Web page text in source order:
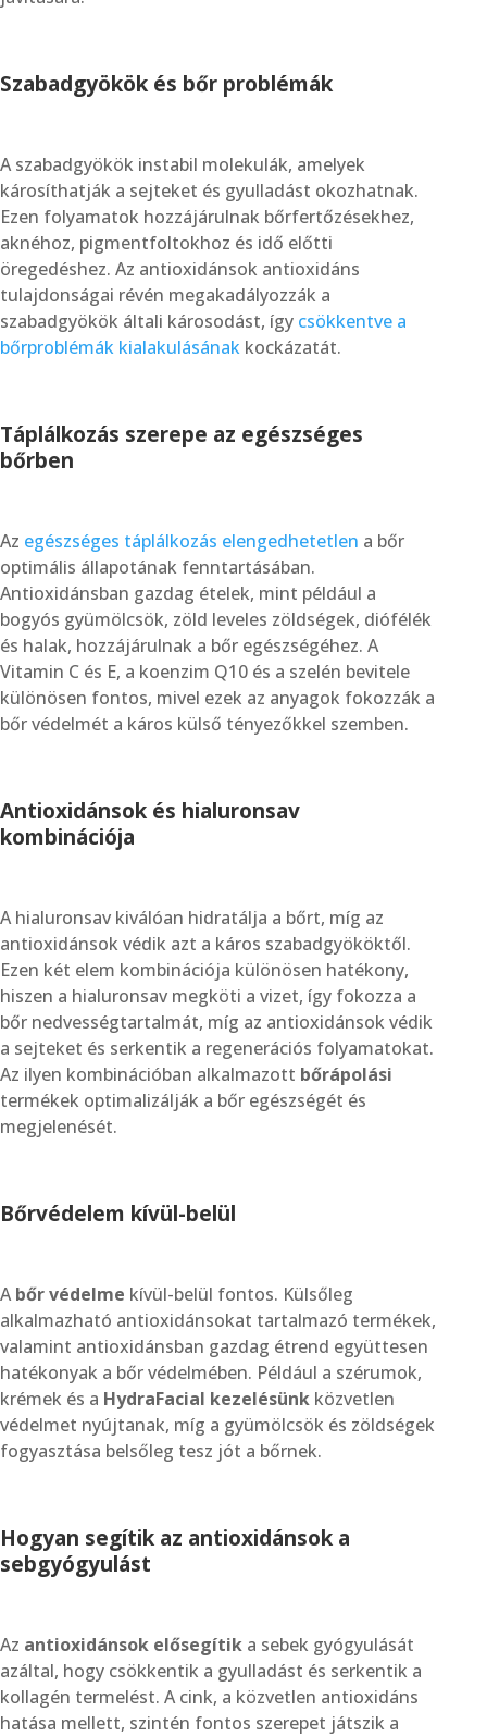
Szabadgyökök és bőr problémák
A szabadgyökök instabil molekulák, amelyek
károsíthatják a sejteket és gyulladást okozhatnak.
Ezen folyamatok hozzájárulnak bőrfertőzésekhez,
aknéhoz, pigmentfoltokhoz és idő előtti
öregedéshez. Az antioxidánsok antioxidáns
tulajdonságai révén megakadályozzák a
szabadgyökök általi károsodást, így csökkentve a
bőrproblémák kialakulásának kockázatát.
Táplálkozás szerepe az egészséges
bőrben
Az egészséges táplálkozás elengedhetetlen a bőr
optimális állapotának fenntartásában.
Antioxidánsban gazdag ételek, mint például a
bogyós gyümölcsök, zöld leveles zöldségek, diófélék
és halak, hozzájárulnak a bőr egészségéhez. A
Vitamin C és E, a koenzim Q10 és a szelén bevitele
különösen fontos, mivel ezek az anyagok fokozzák a
bőr védelmét a káros külső tényezőkkel szemben.
Antioxidánsok és hialuronsav
kombinációja
A hialuronsav kiválóan hidratálja a bőrt, míg az
antioxidánsok védik azt a káros szabadgyököktől.
Ezen két elem kombinációja különösen hatékony,
hiszen a hialuronsav megköti a vizet, így fokozza a
bőr nedvességtartalmát, míg az antioxidánsok védik
a sejteket és serkentik a regenerációs folyamatokat.
Az ilyen kombinációban alkalmazott bőrápolási
termékek optimalizálják a bőr egészségét és
megjelenését.
Bőrvédelem kívül-belül
Abőr védelme kívül-belül fontos. Külsőleg
alkalmazható antioxidánsokat tartalmazó termékek,
valamint antioxidánsban gazdag étrend együttesen
hatékonyak a bőr védelmében. Például a szérumok,
krémek és a HydraFacial kezelésünk közvetlen
védelmet nyújtanak, míg a gyümölcsök és zöldségek
fogyasztása belsőleg tesz jót a bőrnek.
Hogyan segítik az antioxidánsok a
sebgyógyulást
Az antioxidánsok elősegítik a sebek gyógyulását
azáltal, hogy csökkentik a gyulladást és serkentik a
kollagén termelést. A cink, a közvetlen antioxidáns
hatása mellett, szintén fontos szerepet játszik a